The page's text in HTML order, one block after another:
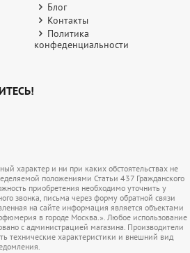
Блог
Контакты
Политика
конфеденциальности
характер и ни при каких обстоятельствах не
положениями Статьи 437 Гражданского
приобретения необходимо уточнить у
звонка, письма через форму обратной связи
на сайте информация является объектами
в городе Москва.». Любое использование
с администрацией магазина. Производители
технические характеристики и внешний вид